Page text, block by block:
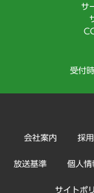
サ
受付
会社案内 採
放送基準 個人情
サイトポ